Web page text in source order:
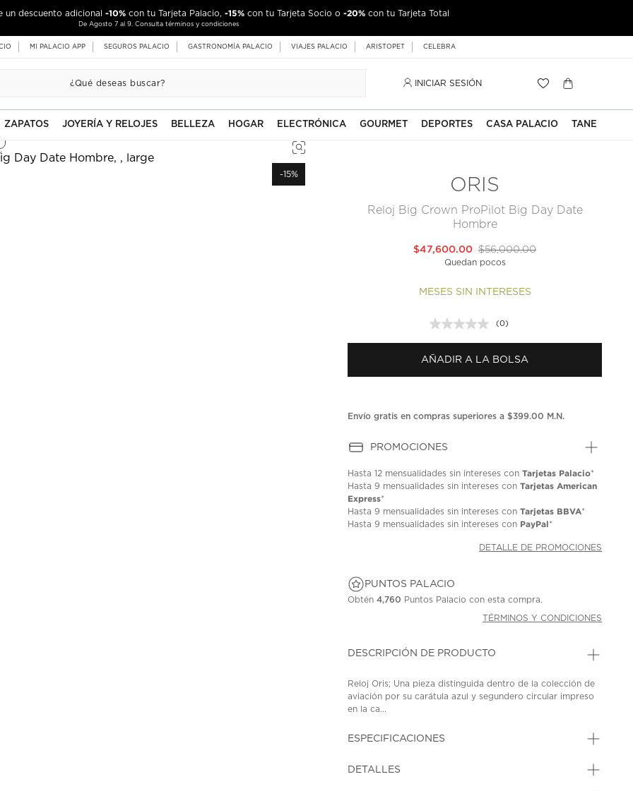
un descuento adicional -10% con tu Tarjeta Palacio, -15% con tu Tarjeta Socio o -20% con tu Tarjeta Total
De Agosto 7 al 9. Consulta términos y condiciones
MI PALACIO APP SEGUROS PALACIO GASTRONOMÍA PALACIO VIAJES PALACIO ARISTOPET CELEBRA
INICIAR SESIÓN
ZAPATOS JOYERÍA Y RELOJES BELLEZA HOGAR ELECTRÓNICA GOURMET DEPORTES CASA PALACIO TANE
-15%
ORIS
Reloj Big Crown ProPilot Big Day Date
Hombre
$56,000.00
$47,600.00
Quedan pocos
MESES SIN INTERESES
Sin
puntuación.
en
la
(0)
AÑADIR A LA BOLSA
Envío gratis en compras superiores a $399.00 M.N.
PROMOCIONES
Hasta12 mensualidades sin intereses conTarjetas Palacio*
Hasta9 mensualidades sin intereses conTarjetas American
Express*
Hasta9 mensualidades sin intereses conTarjetas BBVA*
Hasta9 mensualidades sin intereses con PayPal*
DETALLE DE PROMOCIONES
PUNTOS PALACIO
Obtén4,760 Puntos Palacio con esta compra.
TÉRMINOS Y CONDICIONES
DESCRIPCIÓN DE PRODUCTO
Reloj Oris; Una pieza distinguida dentro de la colección de
aviación por su carátula azul y segundero circular impreso
en la ca...
ESPECIFICACIONES
DETALLES